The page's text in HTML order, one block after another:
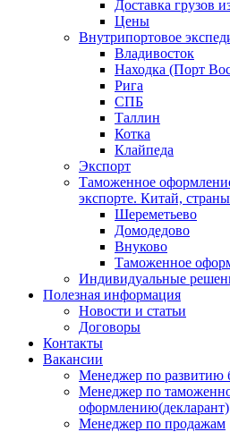
Доставка грузов
Цены
Внутрипортовое
Владивосток
Находка (Порт
Рига
СПБ
Таллин
Котка
Клайпеда
Экспорт
Таможенное
экспорте. Китай,
Шереметьево
Домодедово
Внуково
Таможенное
Индивидуальные
Полезная информация
Новости и статьи
Договоры
Контакты
Вакансии
Менеджер по развитию
Менеджер по
оформлению(декларант)
Менеджер по продажам